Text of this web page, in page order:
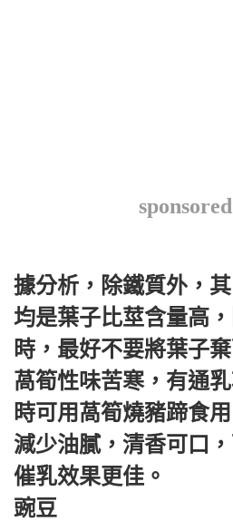
據分析，除鐵質外，
均是葉子比莖含量高
時，最好不要將葉子
萵筍性味苦寒，有通
時可用萵筍燒豬蹄食
減少油膩，清香可口
催乳效果更佳。
豌豆